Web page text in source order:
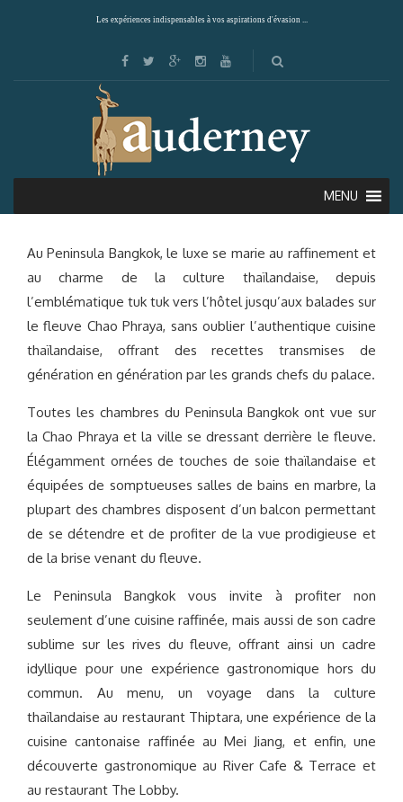
Les expériences indispensables à vos aspirations d'évasion ...
MENU
PENINSULA BANGKOK (BANGKOK)
Au Peninsula Bangkok, le luxe se marie au raffinement et
au charme de la culture thaïlandaise, depuis
l’emblématique tuk tuk vers l’hôtel jusqu’aux balades sur
le fleuve Chao Phraya, sans oublier l’authentique cuisine
thaïlandaise, offrant des recettes transmises de
génération en génération par les grands chefs du palace.
Toutes les chambres du Peninsula Bangkok ont vue sur
la Chao Phraya et la ville se dressant derrière le fleuve.
Élégamment ornées de touches de soie thaïlandaise et
équipées de somptueuses salles de bains en marbre, la
plupart des chambres disposent d’un balcon permettant
de se détendre et de profiter de la vue prodigieuse et
de la brise venant du fleuve.
Le Peninsula Bangkok vous invite à profiter non
seulement d’une cuisine raffinée, mais aussi de son cadre
sublime sur les rives du fleuve, offrant ainsi un cadre
idyllique pour une expérience gastronomique hors du
commun. Au menu, un voyage dans la culture
thaïlandaise au restaurant Thiptara, une expérience de la
cuisine cantonaise raffinée au Mei Jiang, et enfin, une
découverte gastronomique au River Cafe & Terrace et
au restaurant The Lobby.